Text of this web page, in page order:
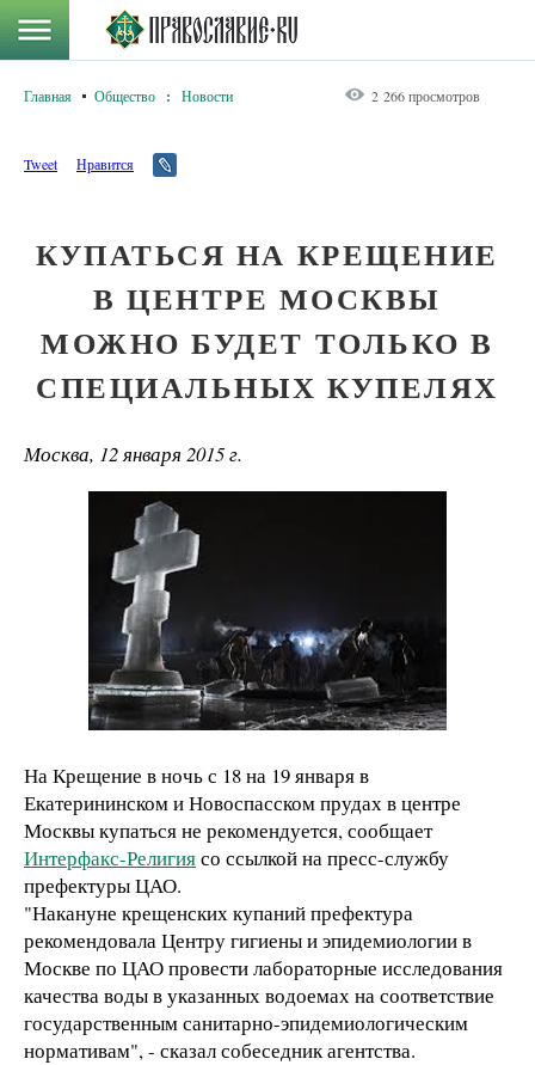
Главная Общество : Новости 2 266 просмотров
Tweet Нравится
КУПАТЬСЯ НА КРЕЩЕНИЕ
В ЦЕНТРЕ МОСКВЫ
МОЖНО БУДЕТ ТОЛЬКО В
СПЕЦИАЛЬНЫХ КУПЕЛЯХ
Москва, 12 января 2015 г.
На Крещение в ночь с 18 на 19 января в
Екатерининском и Новоспасском прудах в центре
Москвы купаться не рекомендуется, сообщает
Интерфакс-Религиясо ссылкой на пресс-службу
префектуры ЦАО.
"Накануне крещенских купаний префектура
рекомендовала Центру гигиены и эпидемиологии в
Москве по ЦАО провести лабораторные исследования
качества воды в указанных водоемах на соответствие
государственным санитарно-эпидемиологическим
нормативам", - сказал собеседник агентства.